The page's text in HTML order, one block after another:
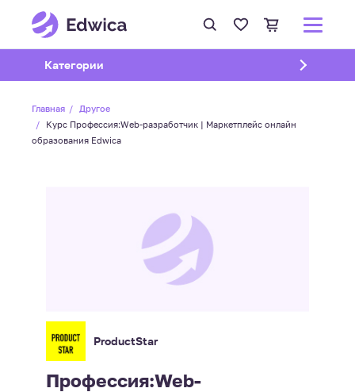
Открыть подменю
Категории
Главная
Другое
Курс Профессия:Web-разработчик | Маркетплейс онлайн
образования Edwica
ProductStar
Профессия:Web-